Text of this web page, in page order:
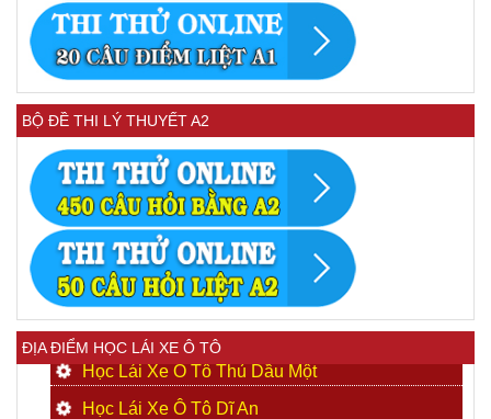
BỘ ĐỀ THI LÝ THUYẾT A2
ĐỊA ĐIỂM HỌC LÁI XE Ô TÔ
Học Lái Xe Ô Tô Thủ Dầu Một
Học Lái Xe Ô Tô Dĩ An